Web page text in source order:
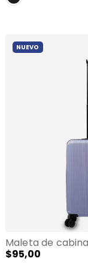
NUEVO
$95,00